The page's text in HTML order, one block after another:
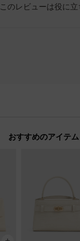
このレビューは役に立
おすすめのアイテム